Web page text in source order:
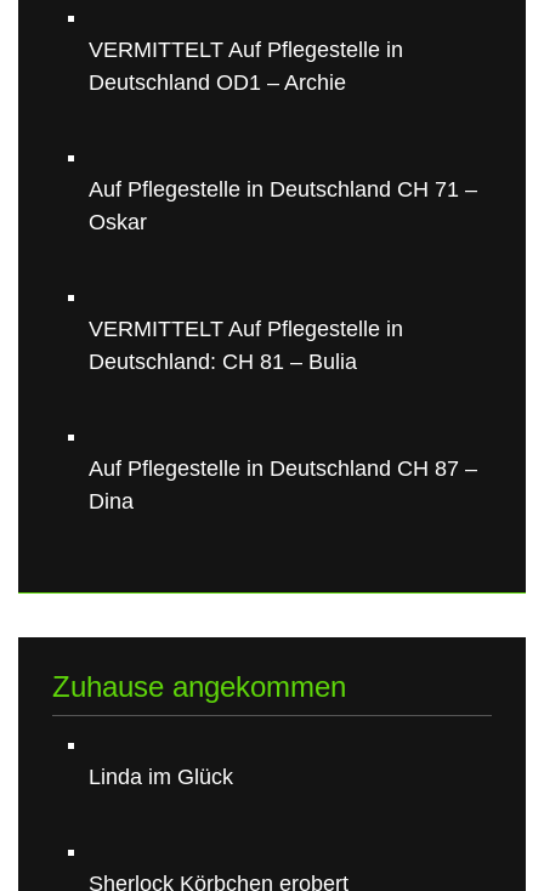
VERMITTELT Auf Pflegestelle in
Deutschland OD1 – Archie
Auf Pflegestelle in Deutschland CH 71 –
Oskar
VERMITTELT Auf Pflegestelle in
Deutschland: CH 81 – Bulia
Auf Pflegestelle in Deutschland CH 87 –
Dina
Zuhause angekommen
Linda im Glück
Sherlock Körbchen erobert